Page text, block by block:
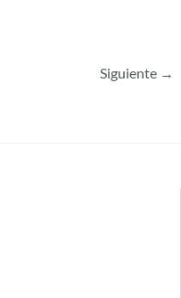
Siguiente →